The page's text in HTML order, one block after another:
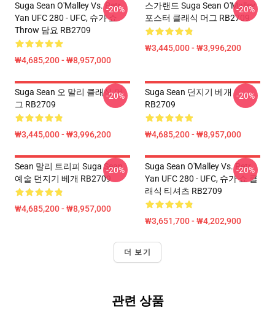
Suga Sean O'Malley Vs. Petr
Yan UFC 280 - UFC, 슈가 쇼
Throw 담요 RB2709
₩4,685,200 - ₩8,957,000
-20%
스가랜드 Suga Sean O'Malley
포스터 클래식 머그 RB2709
₩3,445,000 - ₩3,996,200
-20%
Suga Sean 오 말리 클래식 머
그 RB2709
₩3,445,000 - ₩3,996,200
-20%
Suga Sean 던지기 베개
RB2709
₩4,685,200 - ₩8,957,000
-20%
Sean 말리 트리피 Suga Sean
예술 던지기 베개 RB2709
₩4,685,200 - ₩8,957,000
-20%
Suga Sean O'Malley Vs. Petr
Yan UFC 280 - UFC, 슈가 쇼 클
래식 티셔츠 RB2709
₩3,651,700 - ₩4,202,900
-20%
더 보기
관련 상품